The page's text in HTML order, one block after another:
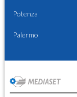
Potenza
Palermo